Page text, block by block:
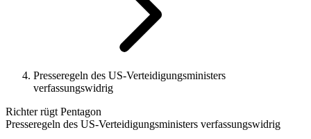
Presseregeln des US-Verteidigungsministers
verfassungswidrig
Richter rügt Pentagon
Presseregeln des US-Verteidigungsministers verfassungswidrig